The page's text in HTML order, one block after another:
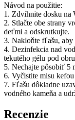
Návod na použitie:
1. Zdvihnite dosku na
2. Stlačte obe strany
deťmi a odskrutkujte.
3. Nakloňte fľašu, aby
4. Dezinfekcia nad
tekutého gélu pod
5. Nechajte pôsobiť 5
6. Vyčistite misu
7. Fľašu dôkladne
vodného kameňa a
Recenzie